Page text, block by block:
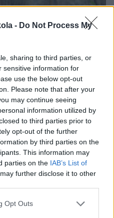
- Do Not Process My
sharing to third parties, or
sensitive information for
use the below opt-out
Please note that after your
may continue seeing
information utilized by
to third parties prior to
opt-out of the further
by third parties on the
This information may
parties on the IAB’s List of
further disclose it to other
Opt Outs